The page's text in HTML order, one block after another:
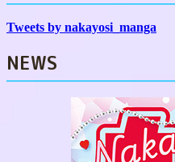
Tweets by nakayosi_manga
NEWS